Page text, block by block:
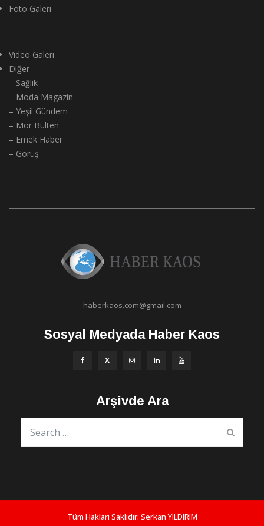
Bilim Teknoloji
Video Galeri
Diğer
– Sağlık
– Moda Magazin
– Yeşil Gündem
– Mor Bülten
– Emek Haber
Sosyal Medyada Haber Kaos
Arşivde Ara